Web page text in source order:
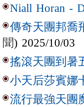
Niall Horan -
傳奇天團邦喬
聞) 2025/10/03
搖滾天團到暑
小天后莎賓娜
流行最強天團